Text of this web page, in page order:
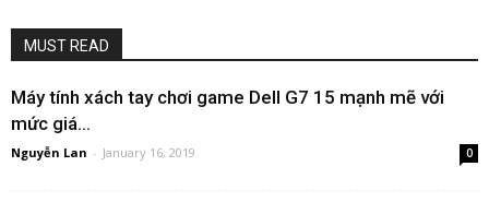
MUST READ
Máy tính xách tay chơi game Dell G7 15 mạnh mẽ với
mức giá...
Nguyễn Lan - January 16, 2019 0